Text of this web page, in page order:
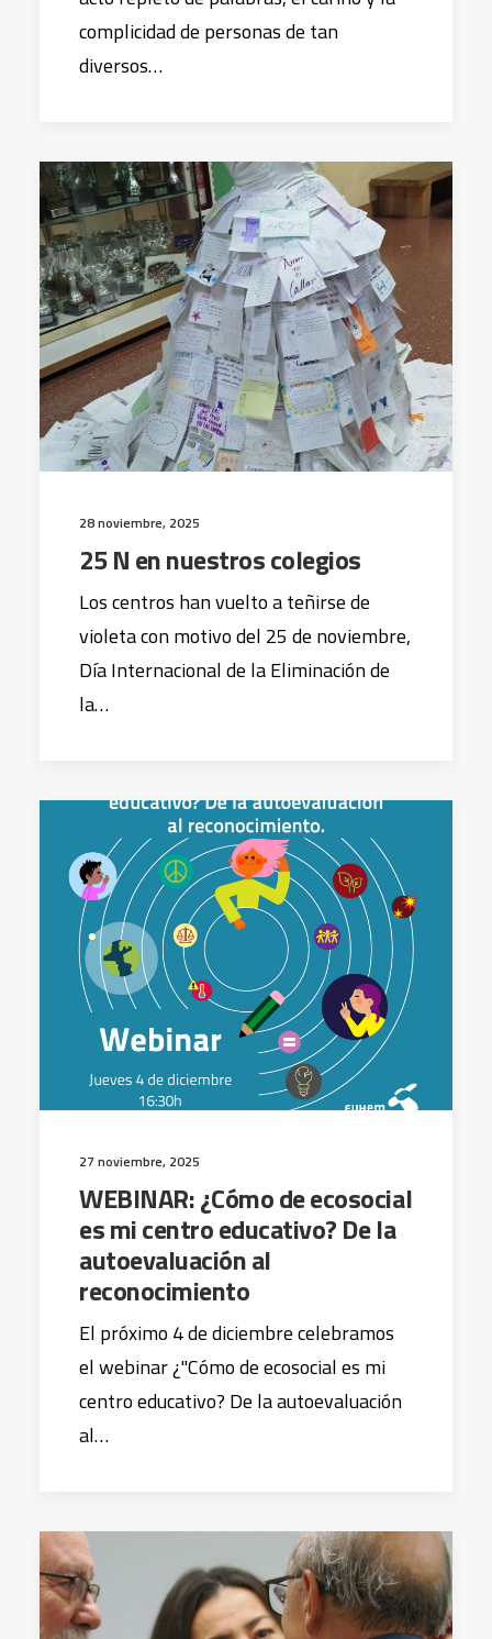
complicidad de personas de tan
diversos…
28 noviembre, 2025
25 N en nuestros colegios
Los centros han vuelto a teñirse de
violeta con motivo del 25 de noviembre,
Día Internacional de la Eliminación de
la…
27 noviembre, 2025
WEBINAR: ¿Cómo de ecosocial
es mi centro educativo? De la
autoevaluación al
reconocimiento
El próximo 4 de diciembre celebramos
el webinar ¿"Cómo de ecosocial es mi
centro educativo? De la autoevaluación
al…